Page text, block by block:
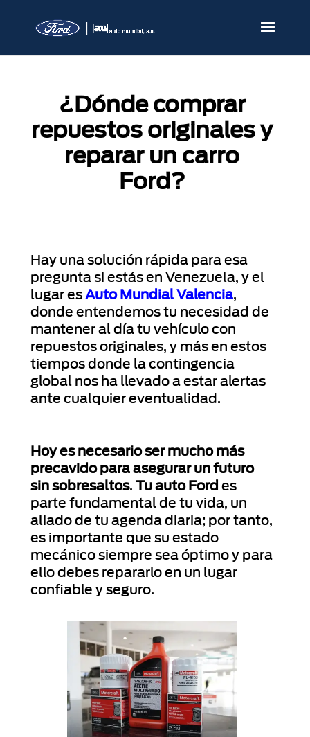
¿Dónde comprar
repuestos originales y
reparar un carro
Ford?
Hay una solución rápida para esa
pregunta si estás en Venezuela, y el
lugar es Auto Mundial Valencia,
donde entendemos tu necesidad de
mantener al día tu vehículo con
repuestos originales, y más en estos
tiempos donde la contingencia
global nos ha llevado a estar alertas
ante cualquier eventualidad.
Hoy es necesario ser mucho más
precavido para asegurar un futuro
sin sobresaltos. Tu auto Ford es
parte fundamental de tu vida, un
aliado de tu agenda diaria; por tanto,
es importante que su estado
mecánico siempre sea óptimo y para
ello debes repararlo en un lugar
confiable y seguro.